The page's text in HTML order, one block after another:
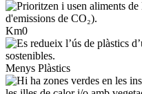
Km0
Menys Plàstics